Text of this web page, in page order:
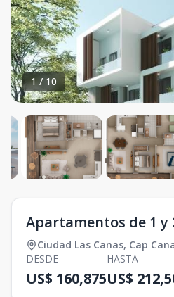
1/ 10
Apartamentos de 1 y
Ciudad Las Canas, Cap
DESDE
US$ 160,875
HASTA
US$